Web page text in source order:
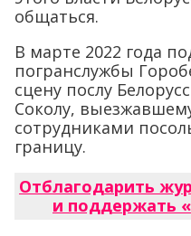
общаться.
В марте 2022 года
погранслужбы
сцену послу
Соколу,
сотрудниками
границу.
Отблагодарить
и поддержать